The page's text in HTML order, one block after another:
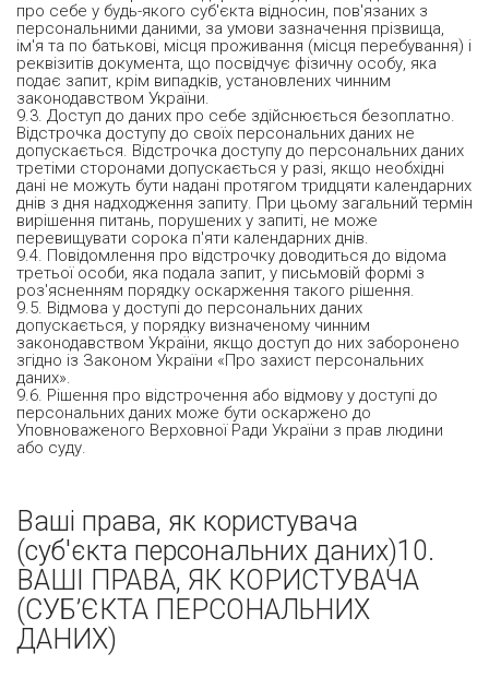
про себе у будь-якого суб'єкта відносин, пов'язаних з
персональними даними, за умови зазначення прізвища,
ім'я та по батькові, місця проживання (місця перебування) і
реквізитів документа, що посвідчує фізичну особу, яка
подає запит, крім випадків, установлених чинним
законодавством України.
9.3. Доступ до даних про себе здійснюється безоплатно.
Відстрочка доступу до своїх персональних даних не
допускається. Відстрочка доступу до персональних даних
третіми сторонами допускається у разі, якщо необхідні
дані не можуть бути надані протягом тридцяти календарних
днів з дня надходження запиту. При цьому загальний термін
вирішення питань, порушених у запиті, не може
перевищувати сорока п'яти календарних днів.
9.4. Повідомлення про відстрочку доводиться до відома
третьої особи, яка подала запит, у письмовій формі з
роз'ясненням порядку оскарження такого рішення.
9.5. Відмова у доступі до персональних даних
допускається, у порядку визначеному чинним
законодавством України, якщо доступ до них заборонено
згідно із Законом України «Про захист персональних
даних».
9.6. Рішення про відстрочення або відмову у доступі до
персональних даних може бути оскаржено до
Уповноваженого Верховної Ради України з прав людини
або суду.
Ваші права, як користувача
(суб'єкта персональних даних)10.
ВАШІ ПРАВА, ЯК КОРИСТУВАЧА
(СУБ’ЄКТА ПЕРСОНАЛЬНИХ
ДАНИХ)